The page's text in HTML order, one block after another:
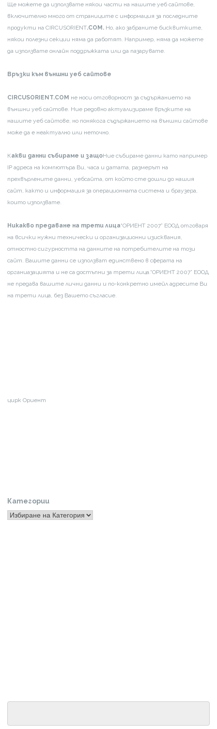
Ще можете да използвате някои части на нашите уеб сайтове,
включително много от страниците с информация за последните
продукти на CIRCUSORIENT.COM. Но, ако забраните бисквитките,
някои полезни секции няма да работят. Например, няма да можете
да използвате онлайн поддръжката или да пазарувате.
Връзки към външни уеб сайтове
CIRCUSORIENT.COM не носи отговорност за съдържанието на
външни уеб сайтове. Ние редовно актуализираме връзките на
нашите уеб сайтове, но понякога съдържанието на външни сайтове
може да е неактуално или неточно.
Какви данни събираме и защоНие събираме данни като например
IP адреса на компютъра Ви, часа и датата, размерът на
прехвърлените данни, уебсайта, от който сте дошли до нашия
сайт, както и информация за операционната система и браузера,
които използвате.
Никакво предаване на трети лица“ОРИЕНТ 2007” ЕООД отговаря
на всички нужни технически и организационни изисквания,
отностно сигурността на данните на потребителите на този
сайт. Вашите данни се използват единствено в сферата на
органиазацията и не са достъпни за трети лица.“ОРИЕНТ 2007” ЕООД
не предава вашите лични данни и по-конкретно имейл адресите Ви
на трети лица, без Вашето съгласие.
цирк Ориент
Категории